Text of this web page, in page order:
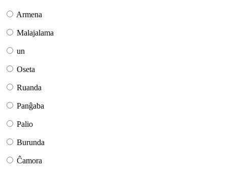
Armena
Malajalama
un
Oseta
Ruanda
Panĝaba
Palio
Burunda
Ĉamora